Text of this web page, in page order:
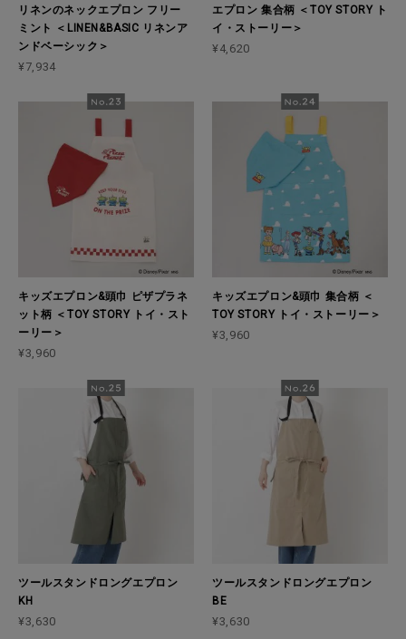
リネンのネックエプロン フリー
ミント ＜LINEN&BASIC リネンア
ンドベーシック＞
¥7,934
エプロン 集合柄 ＜TOY STORY ト
イ・ストーリー＞
¥4,620
キッズエプロン&頭巾 ピザプラネ
ット柄 ＜TOY STORY トイ・スト
ーリー＞
¥3,960
キッズエプロン&頭巾 集合柄 ＜
TOY STORY トイ・ストーリー＞
¥3,960
ツールスタンドロングエプロン
KH
¥3,630
ツールスタンドロングエプロン
BE
¥3,630